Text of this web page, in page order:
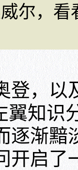
尔，
，以
翼知识
逐渐黯
开启了